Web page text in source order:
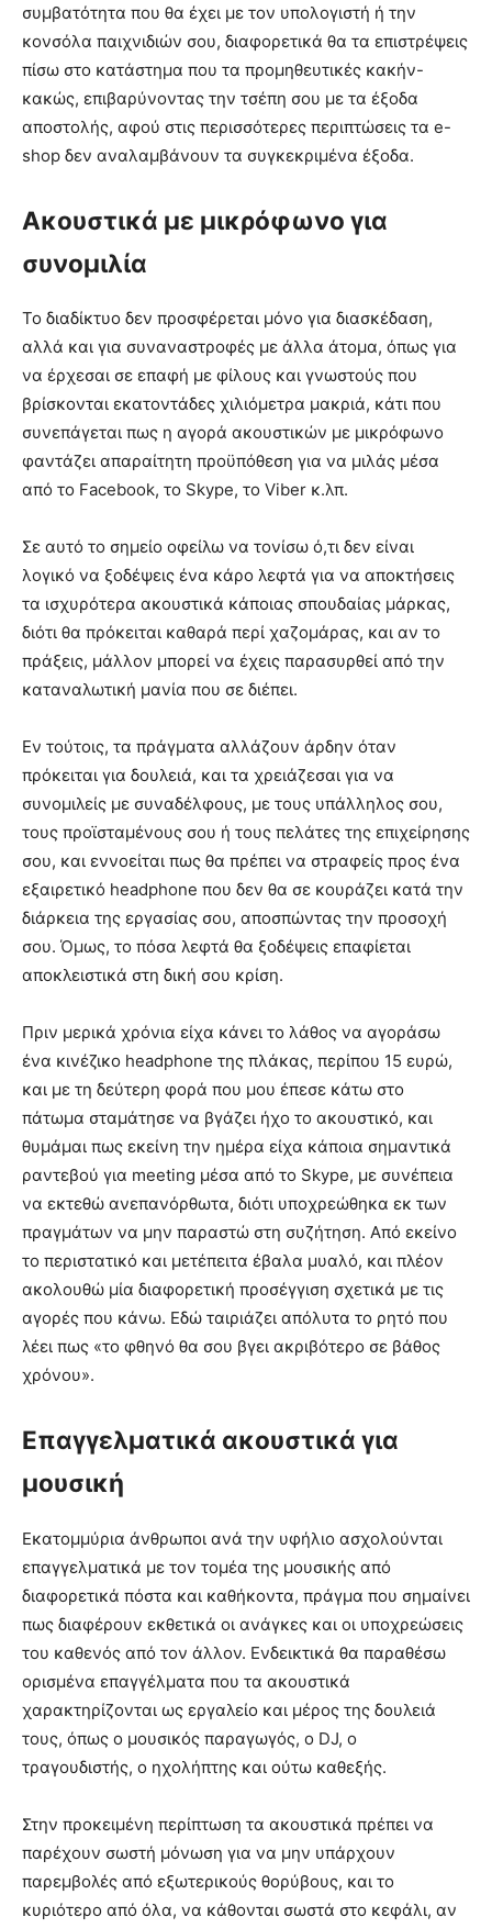
συμβατότητα που θα έχει με τον υπολογιστή ή την
κονσόλα παιχνιδιών σου, διαφορετικά θα τα επιστρέψεις
πίσω στο κατάστημα που τα προμηθευτικές κακήν-
κακώς, επιβαρύνοντας την τσέπη σου με τα έξοδα
αποστολής, αφού στις περισσότερες περιπτώσεις τα e-
shop δεν αναλαμβάνουν τα συγκεκριμένα έξοδα.
Ακουστικά με μικρόφωνο για
συνομιλία
Το διαδίκτυο δεν προσφέρεται μόνο για διασκέδαση,
αλλά και για συναναστροφές με άλλα άτομα, όπως για
να έρχεσαι σε επαφή με φίλους και γνωστούς που
βρίσκονται εκατοντάδες χιλιόμετρα μακριά, κάτι που
συνεπάγεται πως η αγορά ακουστικών με μικρόφωνο
φαντάζει απαραίτητη προϋπόθεση για να μιλάς μέσα
από το Facebook, το Skype, το Viber κ.λπ.
Σε αυτό το σημείο οφείλω να τονίσω ό,τι δεν είναι
λογικό να ξοδέψεις ένα κάρο λεφτά για να αποκτήσεις
τα ισχυρότερα ακουστικά κάποιας σπουδαίας μάρκας,
διότι θα πρόκειται καθαρά περί χαζομάρας, και αν το
πράξεις, μάλλον μπορεί να έχεις παρασυρθεί από την
καταναλωτική μανία που σε διέπει.
Εν τούτοις, τα πράγματα αλλάζουν άρδην όταν
πρόκειται για δουλειά, και τα χρειάζεσαι για να
συνομιλείς με συναδέλφους, με τους υπάλληλος σου,
τους προϊσταμένους σου ή τους πελάτες της επιχείρησης
σου, και εννοείται πως θα πρέπει να στραφείς προς ένα
εξαιρετικό headphone που δεν θα σε κουράζει κατά την
διάρκεια της εργασίας σου, αποσπώντας την προσοχή
σου. Όμως, το πόσα λεφτά θα ξοδέψεις επαφίεται
αποκλειστικά στη δική σου κρίση.
Πριν μερικά χρόνια είχα κάνει το λάθος να αγοράσω
ένα κινέζικο headphone της πλάκας, περίπου 15 ευρώ,
και με τη δεύτερη φορά που μου έπεσε κάτω στο
πάτωμα σταμάτησε να βγάζει ήχο το ακουστικό, και
θυμάμαι πως εκείνη την ημέρα είχα κάποια σημαντικά
ραντεβού για meeting μέσα από το Skype, με συνέπεια
να εκτεθώ ανεπανόρθωτα, διότι υποχρεώθηκα εκ των
πραγμάτων να μην παραστώ στη συζήτηση. Από εκείνο
το περιστατικό και μετέπειτα έβαλα μυαλό, και πλέον
ακολουθώ μία διαφορετική προσέγγιση σχετικά με τις
αγορές που κάνω. Εδώ ταιριάζει απόλυτα το ρητό που
λέει πως «το φθηνό θα σου βγει ακριβότερο σε βάθος
χρόνου».
Επαγγελματικά ακουστικά για
μουσική
Εκατομμύρια άνθρωποι ανά την υφήλιο ασχολούνται
επαγγελματικά με τον τομέα της μουσικής από
διαφορετικά πόστα και καθήκοντα, πράγμα που σημαίνει
πως διαφέρουν εκθετικά οι ανάγκες και οι υποχρεώσεις
του καθενός από τον άλλον. Ενδεικτικά θα παραθέσω
ορισμένα επαγγέλματα που τα ακουστικά
χαρακτηρίζονται ως εργαλείο και μέρος της δουλειά
τους, όπως ο μουσικός παραγωγός, ο DJ, ο
τραγουδιστής, ο ηχολήπτης και ούτω καθεξής.
Στην προκειμένη περίπτωση τα ακουστικά πρέπει να
παρέχουν σωστή μόνωση για να μην υπάρχουν
παρεμβολές από εξωτερικούς θορύβους, και το
κυριότερο από όλα, να κάθονται σωστά στο κεφάλι, αν